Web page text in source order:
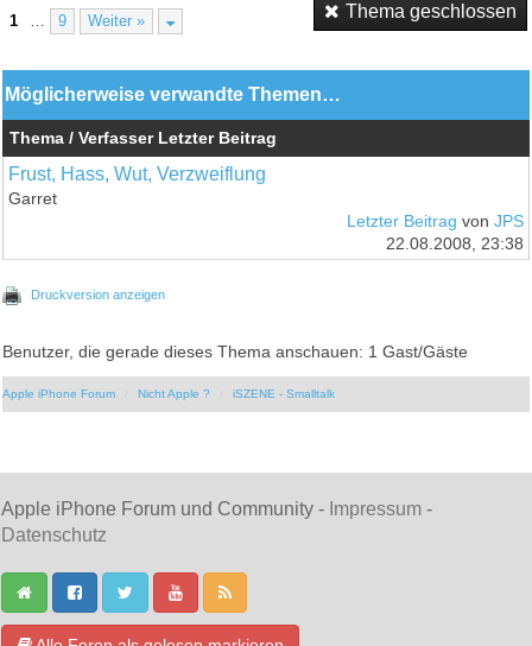
1 … 9 Weiter » Thema geschlossen
Möglicherweise verwandte Themen…
Thema / Verfasser Letzter Beitrag
Frust, Hass, Wut, Verzweiflung
Garret
Letzter Beitrag von JPS
22.08.2008, 23:38
Druckversion anzeigen
Benutzer, die gerade dieses Thema anschauen: 1 Gast/Gäste
Apple iPhone Forum Nicht Apple ? iSZENE - Smalltalk
Apple iPhone Forum und Community - Impressum -
Datenschutz